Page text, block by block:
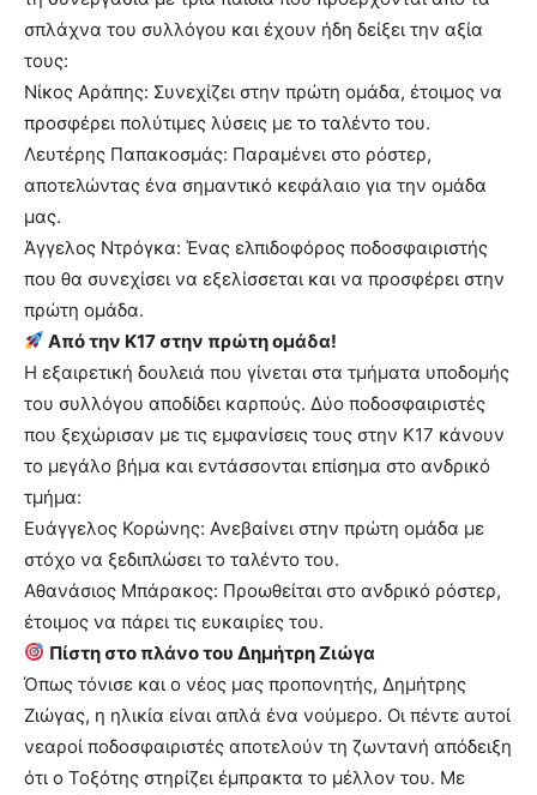
σπλάχνα του συλλόγου και έχουν ήδη δείξει την αξία
τους:
Νίκος Αράπης: Συνεχίζει στην πρώτη ομάδα, έτοιμος να
προσφέρει πολύτιμες λύσεις με το ταλέντο του.
Λευτέρης Παπακοσμάς: Παραμένει στο ρόστερ,
αποτελώντας ένα σημαντικό κεφάλαιο για την ομάδα
μας.
Άγγελος Ντρόγκα: Ένας ελπιδοφόρος ποδοσφαιριστής
που θα συνεχίσει να εξελίσσεται και να προσφέρει στην
πρώτη ομάδα.
Από την Κ17 στην πρώτη ομάδα!
Η εξαιρετική δουλειά που γίνεται στα τμήματα υποδομής
του συλλόγου αποδίδει καρπούς. Δύο ποδοσφαιριστές
που ξεχώρισαν με τις εμφανίσεις τους στην Κ17 κάνουν
το μεγάλο βήμα και εντάσσονται επίσημα στο ανδρικό
τμήμα:
Ευάγγελος Κορώνης: Ανεβαίνει στην πρώτη ομάδα με
στόχο να ξεδιπλώσει το ταλέντο του.
Αθανάσιος Μπάρακος: Προωθείται στο ανδρικό ρόστερ,
έτοιμος να πάρει τις ευκαιρίες του.
Πίστη στο πλάνο του Δημήτρη Ζιώγα
Όπως τόνισε και ο νέος μας προπονητής, Δημήτρης
Ζιώγας, η ηλικία είναι απλά ένα νούμερο. Οι πέντε αυτοί
νεαροί ποδοσφαιριστές αποτελούν τη ζωντανή απόδειξη
ότι ο Τοξότης στηρίζει έμπρακτα το μέλλον του. Με